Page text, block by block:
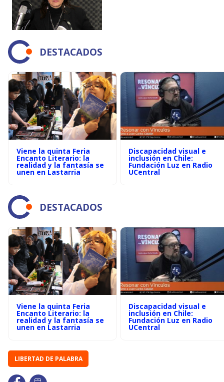
DESTACADOS
Viene la quinta Feria
Encanto Literario: la
realidad y la fantasía se
unen en Lastarria
Discapacidad visual e
inclusión en Chile:
Fundación Luz en Radio
UCentral
DESTACADOS
Viene la quinta Feria
Encanto Literario: la
realidad y la fantasía se
unen en Lastarria
Discapacidad visual e
inclusión en Chile:
Fundación Luz en Radio
UCentral
LIBERTAD DE PALABRA